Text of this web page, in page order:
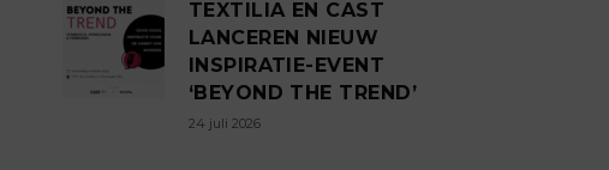
TEXTILIA EN CAST
LANCEREN NIEUW
INSPIRATIE-EVENT
‘BEYOND THE TREND’
24 juli 2026